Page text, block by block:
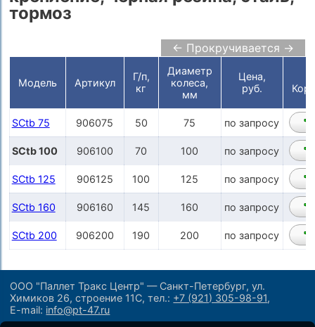
тормоз
← Прокручивается →
Модель Артикул
Г/п,
кг
Диаметр
колеса,
мм
Цена,
руб.
SCtb 75 906075 50 75 по запросу
SCtb 100 906100 70 100 по запросу
SCtb 125 906125 100 125 по запросу
SCtb 160 906160 145 160 по запросу
SCtb 200 906200 190 200 по запросу
ООО "Паллет Тракс Центр" — Санкт-Петербург, ул.
Химиков 26, строение 11С,тел.: +7 (921) 305-98-91,
E-mail: info@pt-47.ru